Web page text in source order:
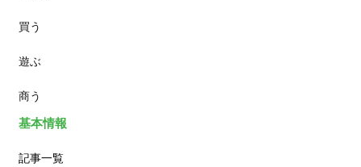
ランチ
カフェ
買う
遊ぶ
商う
基本情報
記事一覧